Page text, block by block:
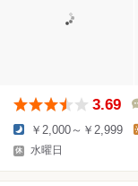
3.69
￥2,000～￥2,999
水曜日